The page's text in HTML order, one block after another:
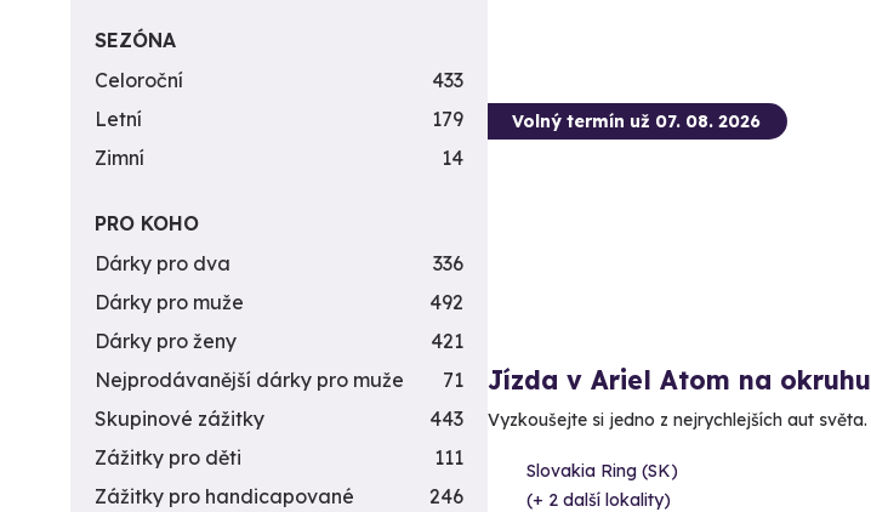
Volný termín už 07. 08. 2026
Jízda v Ariel Atom na okruhu
Vyzkoušejte si jedno z nejrychlejších aut světa.
Slovakia Ring (SK)
(+ 2 další lokality)
SEZÓNA
Celoroční
433
Letní
179
Zimní
14
PRO KOHO
Dárky pro dva
336
Dárky pro muže
492
Dárky pro ženy
421
Nejprodávanější dárky pro muže
71
Skupinové zážitky
443
Zážitky pro děti
111
Zážitky pro handicapované
246